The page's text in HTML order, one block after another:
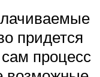
придется
процесс